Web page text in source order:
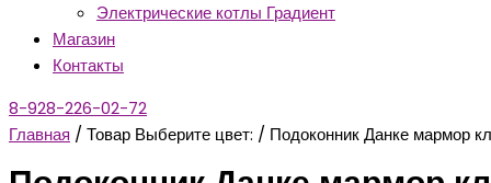
Электрические котлы Градиент
Магазин
Контакты
8-928-226-02-72
Главная / Товар Выберите цвет: / Подоконник Данке мармор